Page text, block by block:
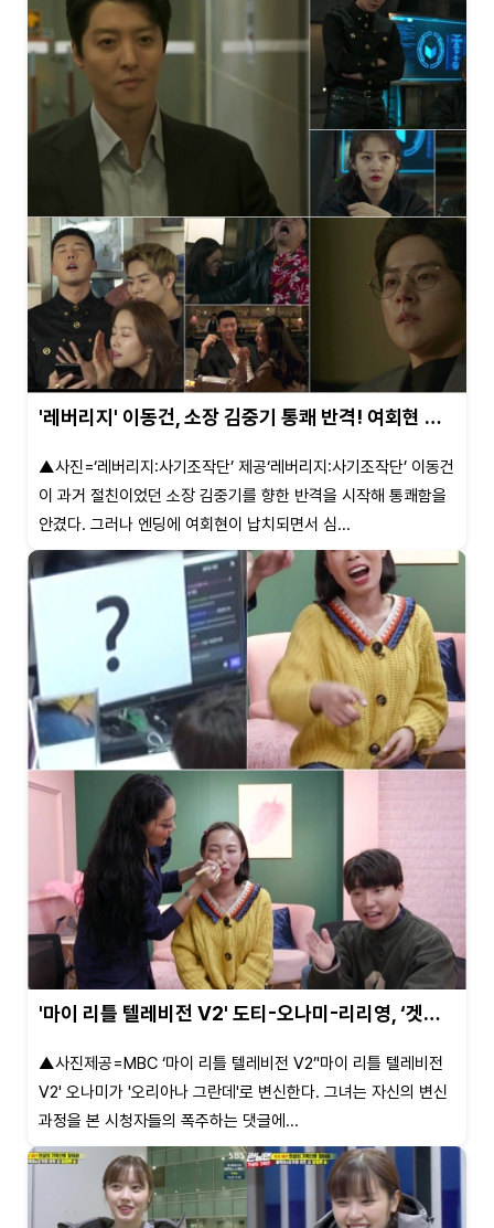
'레버리지' 이동건, 소장 김중기 통쾌 반격! 여회현 …
▲사진=‘레버리지:사기조작단’ 제공‘레버리지:사기조작단’ 이동건
이 과거 절친이었던 소장 김중기를 향한 반격을 시작해 통쾌함을
안겼다. 그러나 엔딩에 여회현이 납치되면서 심...
'마이 리틀 텔레비전 V2' 도티-오나미-리리영, ‘겟…
▲사진제공=MBC ‘마이 리틀 텔레비전 V2’'마이 리틀 텔레비전
V2' 오나미가 '오리아나 그란데'로 변신한다. 그녀는 자신의 변신
과정을 본 시청자들의 폭주하는 댓글에...